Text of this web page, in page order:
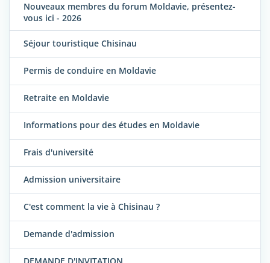
Nouveaux membres du forum Moldavie, présentez-
vous ici - 2026
Séjour touristique Chisinau
Permis de conduire en Moldavie
Retraite en Moldavie
Informations pour des études en Moldavie
Frais d'université
Admission universitaire
C'est comment la vie à Chisinau ?
Demande d'admission